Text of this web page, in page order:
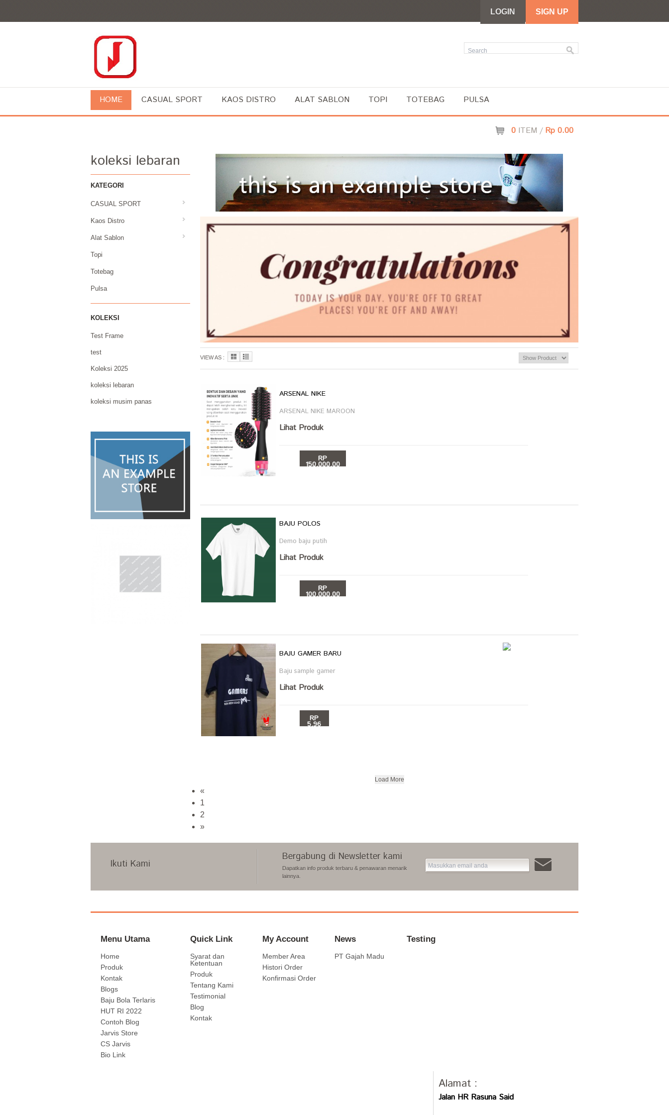
LOGIN SIGN UP
HOME CASUAL SPORT KAOS DISTRO ALAT SABLON TOPI TOTEBAG PULSA
0 ITEM / Rp 0.00
koleksi lebaran
KATEGORI
CASUAL SPORT
Kaos Distro
Alat Sablon
Topi
Totebag
Pulsa
KOLEKSI
Test Frame
test
Koleksi 2025
koleksi lebaran
koleksi musim panas
VIEW AS :
ARSENAL NIKE
ARSENAL NIKE MAROON
Lihat Produk
RP
150,000.00
BAJU POLOS
Demo baju putih
Lihat Produk
RP
100,000.00
BAJU GAMER BARU
Baju sample gamer
Lihat Produk
RP
5.96
Load More
«
1
2
»
Ikuti Kami
Bergabung di Newsletter kami
Dapatkan info produk terbaru & penawaran menarik
lainnya.
Menu Utama
Home
Produk
Kontak
Blogs
Baju Bola Terlaris
HUT RI 2022
Contoh Blog
Jarvis Store
CS Jarvis
Bio Link
Quick Link
Syarat dan
Ketentuan
Produk
Tentang Kami
Testimonial
Blog
Kontak
My Account
Member Area
Histori Order
Konfirmasi Order
News
PT Gajah Madu
Testing
Alamat :
Jalan HR Rasuna Said